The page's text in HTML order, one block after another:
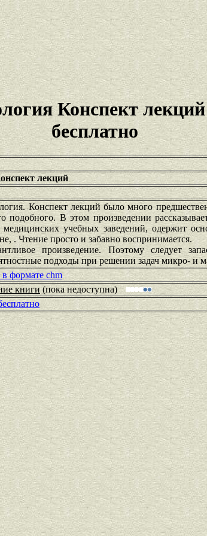
Конспект
бесплатно
лекций
Конспект лекций было много
подобного. В этом произведении
медицинских учебных заведений, одержит
. Чтение просто и забавно воспринимается.
произведение. Поэтому следует
подходы при решении задач микро- и
формате chm
книги (пока недоступна)